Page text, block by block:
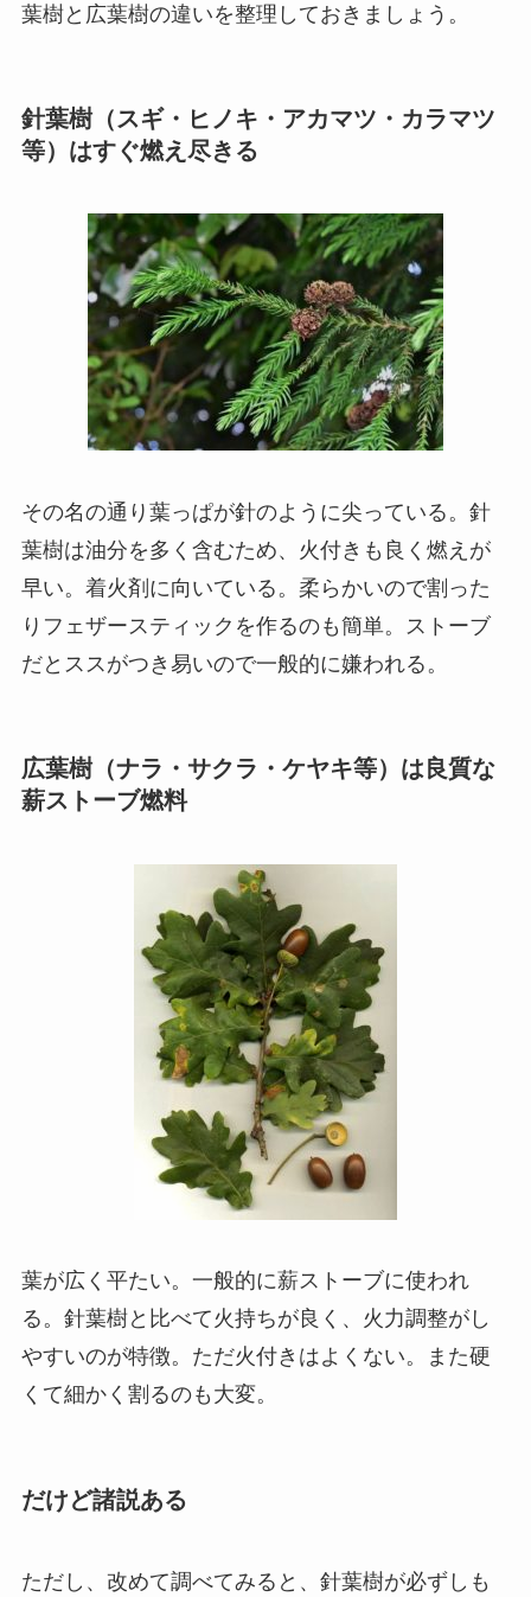
葉樹と広葉樹の違いを整理しておきましょう。
針葉樹（スギ・ヒノキ・アカマツ・カラマツ
等）はすぐ燃え尽きる
その名の通り葉っぱが針のように尖っている。針
葉樹は油分を多く含むため、火付きも良く燃えが
早い。着火剤に向いている。柔らかいので割った
りフェザースティックを作るのも簡単。ストーブ
だとススがつき易いので一般的に嫌われる。
広葉樹（ナラ・サクラ・ケヤキ等）は良質な
薪ストーブ燃料
葉が広く平たい。一般的に薪ストーブに使われ
る。針葉樹と比べて火持ちが良く、火力調整がし
やすいのが特徴。ただ火付きはよくない。また硬
くて細かく割るのも大変。
だけど諸説ある
ただし、改めて調べてみると、針葉樹が必ずしも